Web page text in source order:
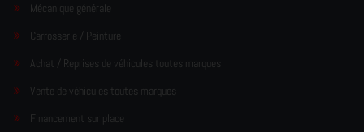
Mécanique générale
Carrosserie / Peinture
Achat / Reprises de véhicules toutes marques
Vente de véhicules toutes marques
Financement sur place